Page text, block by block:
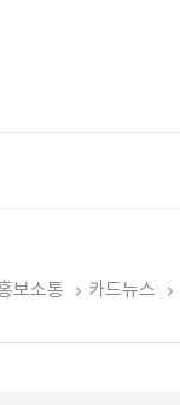
보소통 카드뉴스